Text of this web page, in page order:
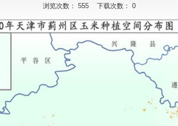
浏览次数： 555 下载次数： 0